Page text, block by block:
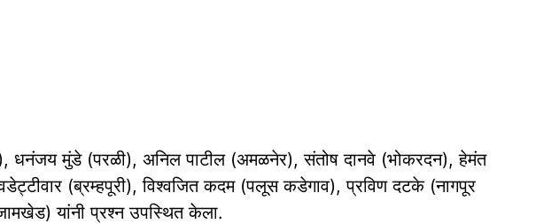
धनंजय मुंडे (परळी), अनिल पाटील (अमळनेर), संतोष दानवे (भोकरदन), हेमंत
(ब्रम्हपूरी), विश्वजित कदम (पलूस कडेगाव), प्रविण दटके (नागपूर
यांनी प्रश्न उपस्थित केला.